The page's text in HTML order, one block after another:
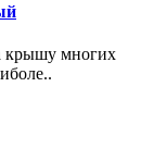
крышу многих